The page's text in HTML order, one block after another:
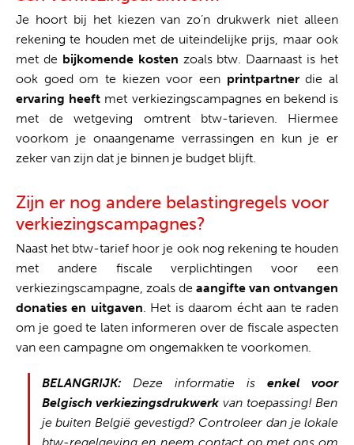
Je hoort bij het kiezen van zo’n drukwerk niet alleen
rekening te houden met de uiteindelijke prijs, maar ook
met de bijkomende kosten zoals btw. Daarnaast is het
ook goed om te kiezen voor een printpartnerdie al
ervaring heeft met verkiezingscampagnes en bekend is
met de wetgeving omtrent btw-tarieven. Hiermee
voorkom je onaangename verrassingen en kun je er
zeker van zijn dat je binnen je budget blijft.
Zijn er nog andere belastingregels voor
verkiezingscampagnes?
Naast het btw-tarief hoor je ook nog rekening te houden
met andere fiscale verplichtingen voor een
verkiezingscampagne, zoals deaangifte van ontvangen
donaties en uitgaven. Het is daarom écht aan te raden
om je goed te laten informeren over de fiscale aspecten
van een campagne om ongemakken te voorkomen.
BELANGRIJK:Deze informatie is enkel voor
Belgisch verkiezingsdrukwerk van toepassing! Ben
je buiten België gevestigd? Controleer dan je lokale